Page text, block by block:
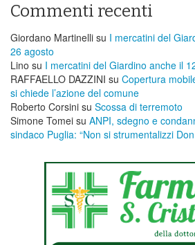
Commenti recenti
Giordano Martinelli su I mercatini del
26 agosto
Lino su I mercatini del Giardino anche il
RAFFAELLO DAZZINI su ​Copertura
si chiede l’azione del comune
Roberto Corsini su Scossa di terremoto
Simone Tomei su ANPI, sdegno e
sindaco Puglia: “Non si strumentalizzi